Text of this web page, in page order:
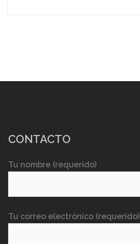
CONTACTO
Tu nombre (requerido)
Tu correo electrónico (requerido)